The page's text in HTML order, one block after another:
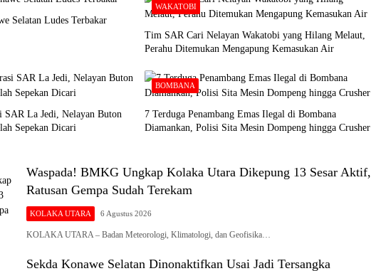
Selatan Ludes Terbakar
WAKATOBI
Tim SAR Cari Nelayan Wakatobi yang Hilang Melaut,
Perahu Ditemukan Mengapung Kemasukan Air
SAR La Jedi, Nelayan Buton
Sepekan Dicari
BOMBANA
7 Terduga Penambang Emas Ilegal di Bombana
Diamankan, Polisi Sita Mesin Dompeng hingga Crusher
Waspada! BMKG Ungkap Kolaka Utara Dikepung 13 Sesar Aktif,
Ratusan Gempa Sudah Terekam
KOLAKA UTARA 6 Agustus 2026
KOLAKA UTARA – Badan Meteorologi, Klimatologi, dan Geofisika…
Sekda Konawe Selatan Dinonaktifkan Usai Jadi Tersangka